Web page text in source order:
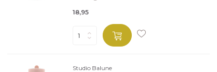
18,95
Studio Balune